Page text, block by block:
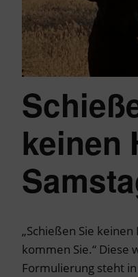
keinen
„Schießen Sie
kommen Sie.“ Diese
Formulierung steht